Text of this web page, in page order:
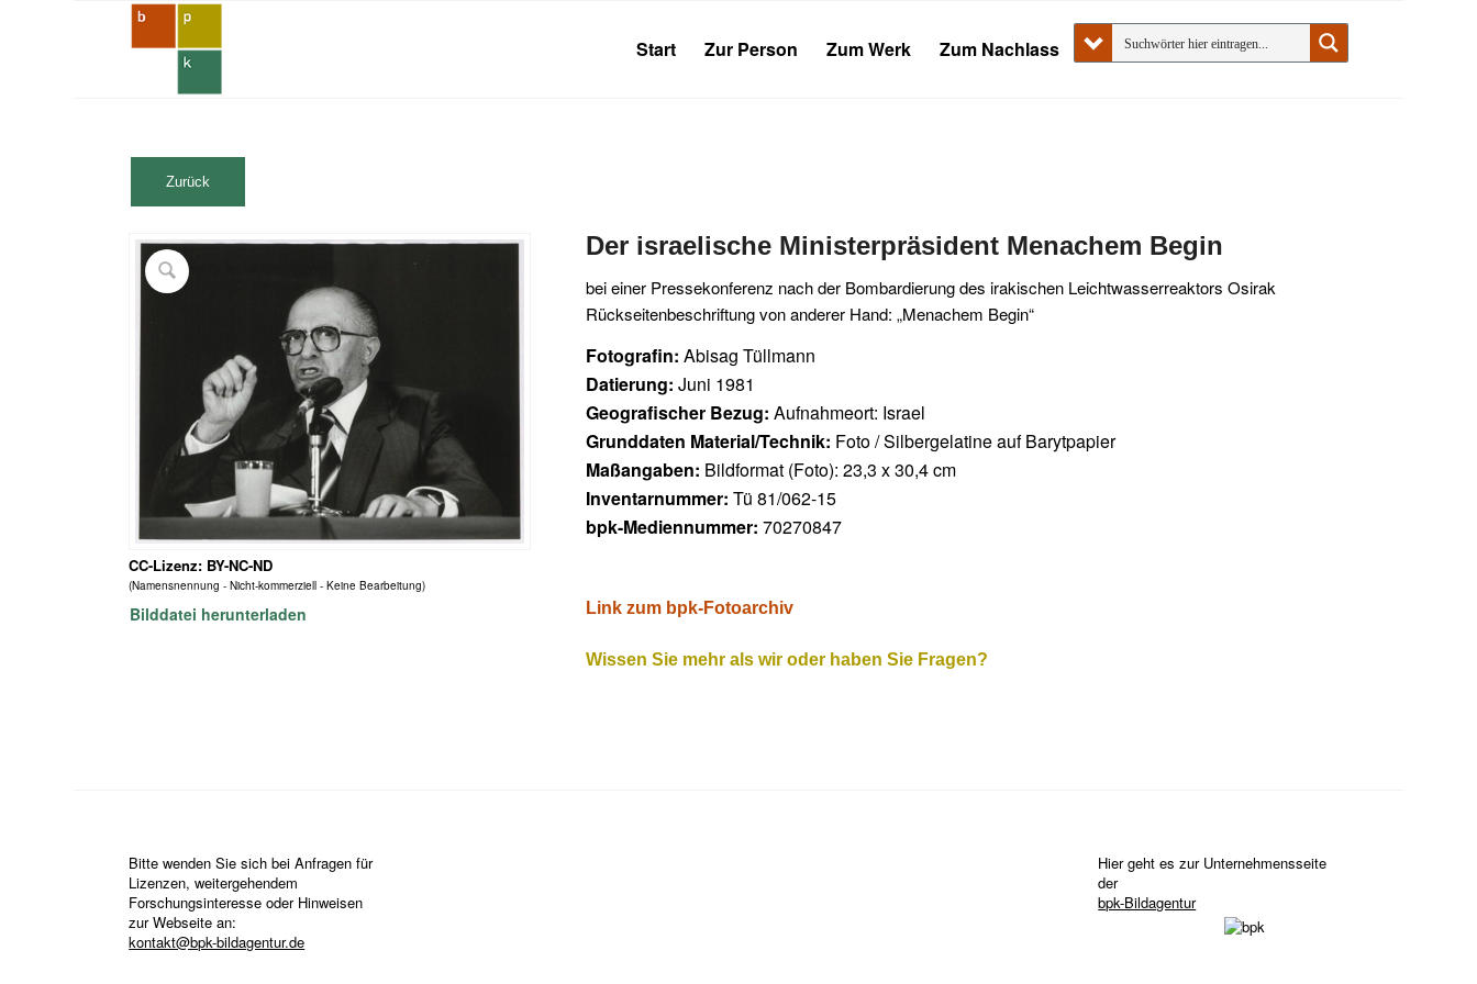
Start Zur Person Zum Werk Zum Nachlass
CC-Lizenz: BY-NC-ND
(Namensnennung - Nicht-kommerziell - Keine Bearbeitung)
Bilddatei herunterladen
Der israelische Ministerpräsident Menachem Begin
bei einer Pressekonferenz nach der Bombardierung des irakischen Leichtwasserreaktors Osirak
Rückseitenbeschriftung von anderer Hand: „Menachem Begin“
Fotografin:Abisag Tüllmann
Datierung:Juni 1981
Geografischer Bezug:Aufnahmeort: Israel
Grunddaten Material/Technik: Foto / Silbergelatine auf Barytpapier
Maßangaben: Bildformat (Foto): 23,3 x 30,4 cm
Inventarnummer:Tü 81/062-15
bpk-Mediennummer:70270847
Link zum bpk-Fotoarchiv
Wissen Sie mehr als wir oder haben Sie Fragen?
Bitte wenden Sie sich bei Anfragen für
Lizenzen, weitergehendem
Forschungsinteresse oder Hinweisen
zur Webseite an:
kontakt@bpk-bildagentur.de
Hier geht es zur Unternehmensseite
der
bpk-Bildagentur